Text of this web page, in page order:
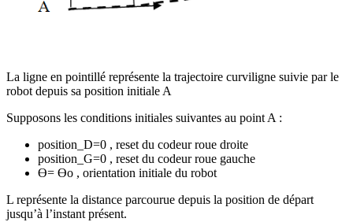
La ligne en pointillé représente la trajectoire curviligne suivie par le
robot depuis sa position initiale A
Supposons les conditions initiales suivantes au point A :
position_D=0 , reset du codeur roue droite
position_G=0 , reset du codeur roue gauche
Ө= Өo , orientation initiale du robot
L représente la distance parcourue depuis la position de départ
jusqu’à l’instant présent.